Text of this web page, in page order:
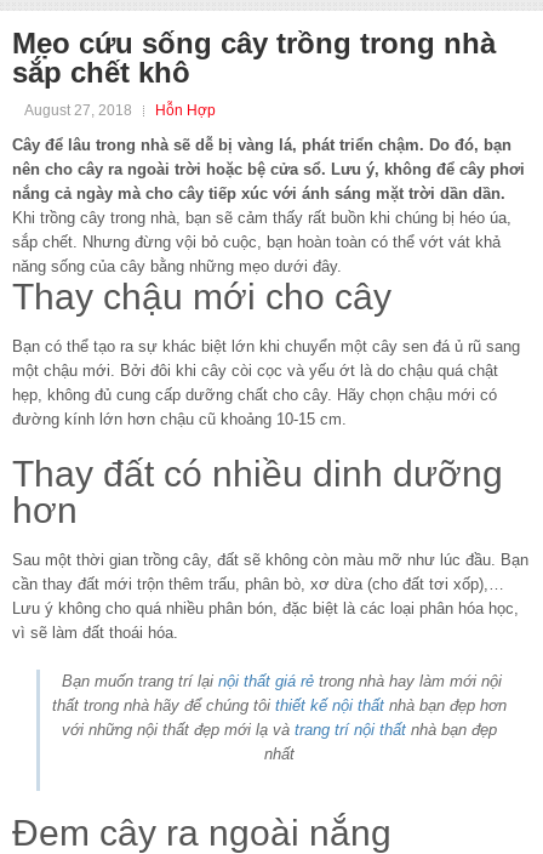
Mẹo cứu sống cây trồng trong nhà
sắp chết khô
August 27, 2018 Hỗn Hợp
Cây để lâu trong nhà sẽ dễ bị vàng lá, phát triển chậm. Do đó, bạn
nên cho cây ra ngoài trời hoặc bệ cửa sổ. Lưu ý, không để cây phơi
nắng cả ngày mà cho cây tiếp xúc với ánh sáng mặt trời dần dần.
Khi trồng cây trong nhà, bạn sẽ cảm thấy rất buồn khi chúng bị héo úa,
sắp chết. Nhưng đừng vội bỏ cuộc, bạn hoàn toàn có thể vớt vát khả
năng sống của cây bằng những mẹo dưới đây.
Thay chậu mới cho cây
Bạn có thể tạo ra sự khác biệt lớn khi chuyển một cây sen đá ủ rũ sang
một chậu mới. Bởi đôi khi cây còi cọc và yếu ớt là do chậu quá chật
hẹp, không đủ cung cấp dưỡng chất cho cây. Hãy chọn chậu mới có
đường kính lớn hơn chậu cũ khoảng 10-15 cm.
Thay đất có nhiều dinh dưỡng
hơn
Sau một thời gian trồng cây, đất sẽ không còn màu mỡ như lúc đầu. Bạn
cần thay đất mới trộn thêm trấu, phân bò, xơ dừa (cho đất tơi xốp),…
Lưu ý không cho quá nhiều phân bón, đặc biệt là các loại phân hóa học,
vì sẽ làm đất thoái hóa.
Bạn muốn trang trí lại nội thất giá rẻtrong nhà hay làm mới nội
thất trong nhà hãy để chúng tôi thiết kế nội thấtnhà bạn đẹp hơn
với những nội thất đẹp mới lạ và trang trí nội thấtnhà bạn đẹp
nhất
Đem cây ra ngoài nắng